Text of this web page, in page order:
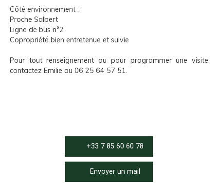
Côté environnement :
Proche Salbert
Ligne de bus n°2
Copropriété bien entretenue et suivie
Pour tout renseignement ou pour programmer une visite
contactez Emilie au 06 25 64 57 51.
+33 7 85 60 60 78
Envoyer un mail